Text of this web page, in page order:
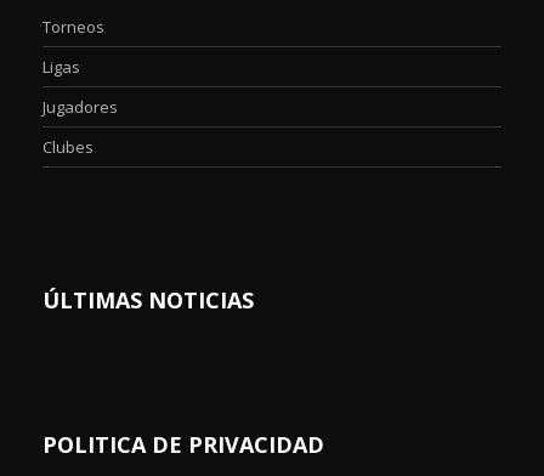
Torneos
Ligas
Jugadores
Clubes
ÚLTIMAS NOTICIAS
POLITICA DE PRIVACIDAD